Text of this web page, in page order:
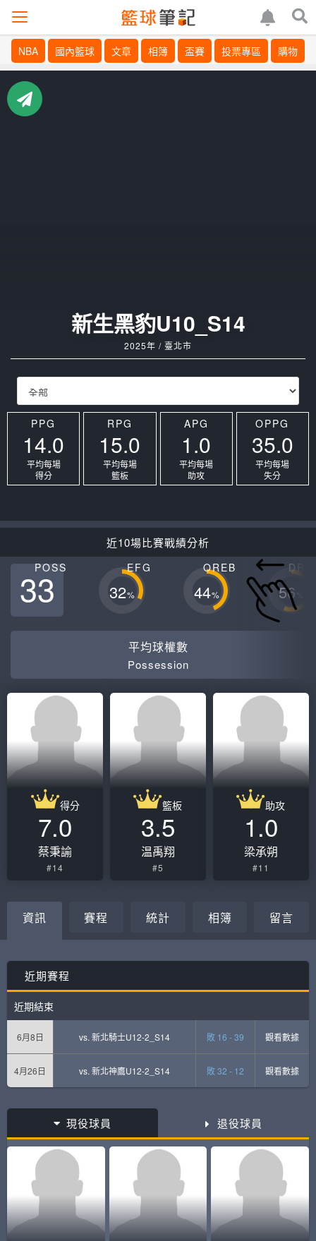
NBA 國內籃球 文章 相簿 盃賽 投票專區 購物
新生黑豹U10_S14
2025年 / 臺北市
PPG
14.0
平均每場
得分
RPG
15.0
平均每場
籃板
APG
1.0
平均每場
助攻
OPPG
35.0
平均每場
失分
近10場比賽戰績分析
POSS
33 EFG
32%
OREB
44% 56
平均球權數
Possession
得分
7.0
蔡秉諭
#14
籃板
3.5
温禹翔
#5
助攻
1.0
梁承朔
#11
資訊 賽程 統計 相簿 留言
近期賽程
近期結束
6月8日 vs. 新北騎士U12-2_S14 敗 16 - 39 觀看數據
4月26日 vs. 新北神鷹U12-2_S14 敗 32 - 12 觀看數據
現役球員 退役球員